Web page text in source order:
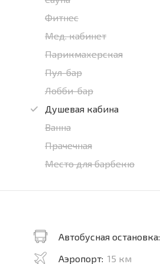
Фитнес
Мед. кабинет
Парикмахерская
Пул-бар
Лобби-бар
Душевая кабина
Ванна
Прачечная
Место для барбекю
Автобусная остановка:
Аэропорт: 15 км